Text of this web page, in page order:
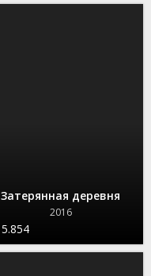
Затерянная деревня
2016
5.854